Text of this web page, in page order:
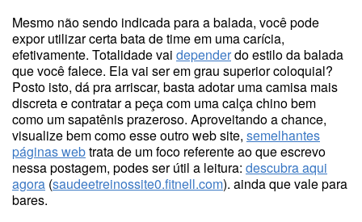
Mesmo não sendo indicada para a balada, você pode
expor utilizar certa bata de time em uma carícia,
efetivamente. Totalidade vai dependerdo estilo da balada
que você falece. Ela vai ser em grau superior coloquial?
Posto isto, dá pra arriscar, basta adotar uma camisa mais
discreta e contratar a peça com uma calça chino bem
como um sapatênis prazeroso. Aproveitando a chance,
visualize bem como esse outro web site, semelhantes
páginas webtrata de um foco referente ao que escrevo
nessa postagem, podes ser útil a leitura: descubra aqui
agora (saudeetreinossite0.fitnell.com). ainda que vale para
bares.